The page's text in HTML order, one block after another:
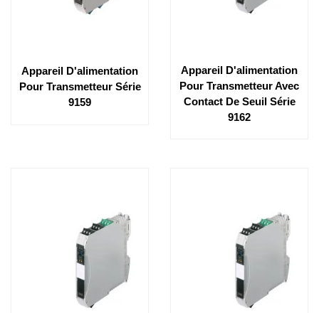
Appareil D'alimentation
Pour Transmetteur Série
9159
Appareil D'alimentation
Pour Transmetteur Avec
Contact De Seuil Série
9162